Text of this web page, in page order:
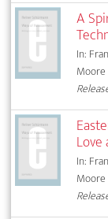
A
In:
Moore
In:
Moore